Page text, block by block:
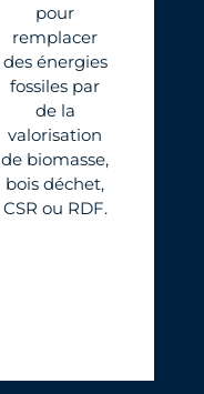
pour
remplacer
des énergies
fossiles par
de la
valorisation
de biomasse,
bois déchet,
CSR ou RDF.